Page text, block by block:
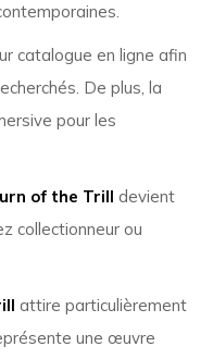
catalogue en ligne afin
De plus, la
pour les
of the Trill devient
collectionneur ou
attire particulièrement
une œuvre